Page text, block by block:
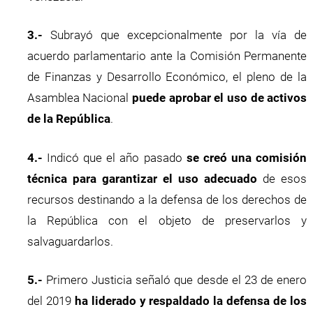
3.- Subrayó que excepcionalmente por la vía de
acuerdo parlamentario ante la Comisión Permanente
de Finanzas y Desarrollo Económico, el pleno de la
Asamblea Nacional puede aprobar el uso de activos
de la República.
4.- Indicó que el año pasado se creó una comisión
técnica para garantizar el uso adecuado de esos
recursos destinando a la defensa de los derechos de
la República con el objeto de preservarlos y
salvaguardarlos.
5.- Primero Justicia señaló que desde el 23 de enero
del 2019 ha liderado y respaldado la defensa de los